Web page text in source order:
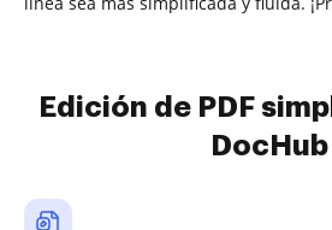
Edición de PDF
DocHub